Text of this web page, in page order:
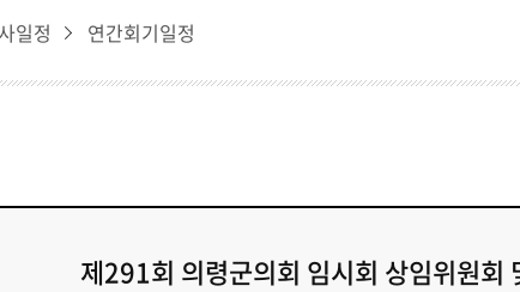
일정 연간회기일정
제291회 의령군의회 임시회 상임위원회